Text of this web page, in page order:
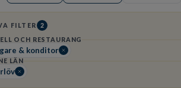
FILTER 2
OCH RESTAURANG
& konditor
LÄN